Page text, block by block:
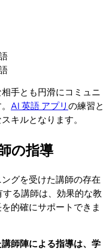
手とも円滑にコミュニ
AI 英語 アプリ の練習と
キルとなります。
の指導
グを受けた講師の存在
る講師は、効果的な教
的確にサポートできま
師陣による指導は、学